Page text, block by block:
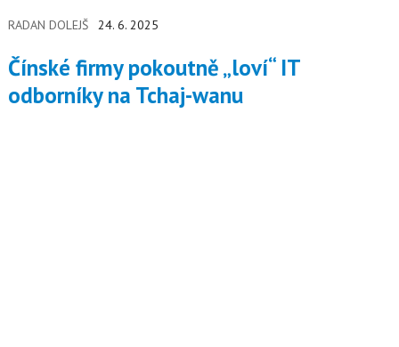
oficiální podpory.
RADAN DOLEJŠ 24. 6. 2025
Čínské firmy pokoutně „loví“ IT
odborníky na Tchaj-wanu